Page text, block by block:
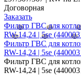
Договорная
Заказать
Фильтр ГВС для
RW-14,24 | 5se
Фильтр ГВС для
RW-14,24 | 5se
Фильтр ГВС для
RW-14,24 | 5se